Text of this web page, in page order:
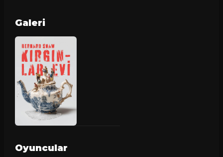
Galeri
Oyuncular